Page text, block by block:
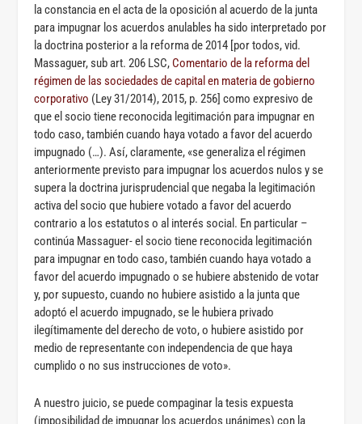
la constancia en el acta de la oposición al acuerdo de la junta
para impugnar los acuerdos anulables ha sido interpretado por
la doctrina posterior a la reforma de 2014 [por todos, vid.
Massaguer, sub art. 206 LSC, Comentario de la reforma del
régimen de las sociedades de capital en materia de gobierno
corporativo (Ley 31/2014), 2015, p. 256] como expresivo de
que el socio tiene reconocida legitimación para impugnar en
todo caso, también cuando haya votado a favor del acuerdo
impugnado (…). Así, claramente, «se generaliza el régimen
anteriormente previsto para impugnar los acuerdos nulos y se
supera la doctrina jurisprudencial que negaba la legitimación
activa del socio que hubiere votado a favor del acuerdo
contrario a los estatutos o al interés social. En particular –
continúa Massaguer- el socio tiene reconocida legitimación
para impugnar en todo caso, también cuando haya votado a
favor del acuerdo impugnado o se hubiere abstenido de votar
y, por supuesto, cuando no hubiere asistido a la junta que
adoptó el acuerdo impugnado, se le hubiera privado
ilegítimamente del derecho de voto, o hubiere asistido por
medio de representante con independencia de que haya
cumplido o no sus instrucciones de voto».
A nuestro juicio, se puede compaginar la tesis expuesta
(imposibilidad de impugnar los acuerdos unánimes) con la